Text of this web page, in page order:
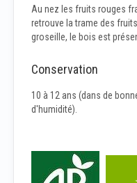
Au nez les fruits rouges
retrouve la trame des
groseille, le bois est
Conservation
10 à 12 ans (dans de
d'humidité).